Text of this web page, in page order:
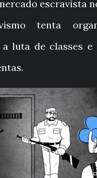
escravista
tenta
luta de classes e